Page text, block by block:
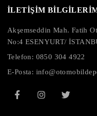
İLETİŞİM
Akşemseddin Mah. Fatih
No:4 ESENYURT/
Telefon: 0850 304 4922
E-Posta: